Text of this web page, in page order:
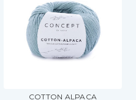
COTTON ALPACA